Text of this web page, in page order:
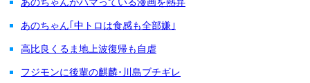
あのちゃん｢中トロは食感も全部嫌｣
高比良くるま地上波復帰も自虐
フジモンに後輩の麒麟･川島ブチギレ